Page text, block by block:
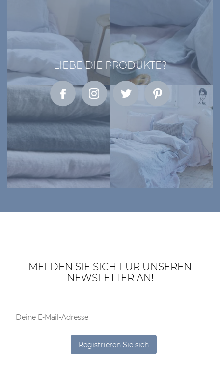
LIEBE DIE PRODUKTE?
MELDEN SIE SICH FÜR UNSEREN
NEWSLETTER AN!
Registrieren Sie sich